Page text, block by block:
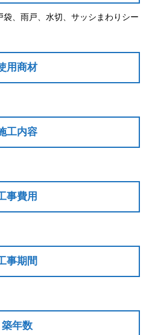
、雨戸、水切、サッシまわりシー
用商材
工内容
事費用
事期間
築年数